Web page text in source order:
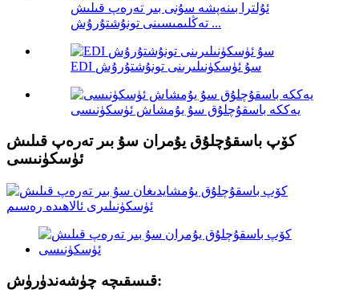
ئۇلترا بىنەپشە سۇنى بىر تەرەپ قىلىش
تەڭلىمىسىنى تونۇشتۇرۇش ...
EDI سۇ ئۈسكۈنىلىرىنى تونۇشتۇرۇش
يەككە باسقۇچلۇق سۇ يۇمشاش ئۈسكۈنىسى
كۆپ باسقۇچلۇق يۇمران سۇ بىر تەرەپ قىلىش
ئۈسكۈنىسى
قىسقىچە چۈشەندۈرۈش: